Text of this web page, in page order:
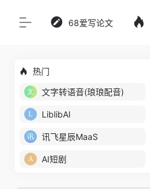
68爱写论文
热门
文字转语音(琅琅配音)
LiblibAI
讯飞星辰MaaS
AI短剧